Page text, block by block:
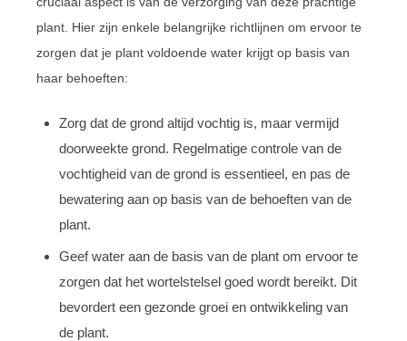
plant. Hier zijn enkele belangrijke richtlijnen om ervoor te
zorgen dat je plant voldoende water krijgt op basis van
haar behoeften:
Zorg dat de grond altijd vochtig is, maar vermijd
doorweekte grond. Regelmatige controle van de
vochtigheid van de grond is essentieel, en pas de
bewatering aan op basis van de behoeften van de
plant.
Geef water aan de basis van de plant om ervoor te
zorgen dat het wortelstelsel goed wordt bereikt. Dit
bevordert een gezonde groei en ontwikkeling van
de plant.